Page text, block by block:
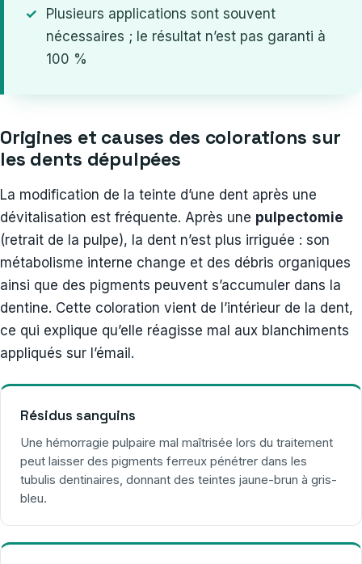
Plusieurs applications sont souvent
nécessaires ; le résultat n’est pas garanti à
100 %
Origines et causes des colorations sur
les dents dépulpées
La modification de la teinte d’une dent après une
dévitalisation est fréquente. Après une pulpectomie
(retrait de la pulpe), la dent n’est plus irriguée : son
métabolisme interne change et des débris organiques
ainsi que des pigments peuvent s’accumuler dans la
dentine. Cette coloration vient de l’intérieur de la dent,
ce qui explique qu’elle réagisse mal aux blanchiments
appliqués sur l’émail.
Résidus sanguins
Une hémorragie pulpaire mal maîtrisée lors du traitement
peut laisser des pigments ferreux pénétrer dans les
tubulis dentinaires, donnant des teintes jaune-brun à gris-
bleu.